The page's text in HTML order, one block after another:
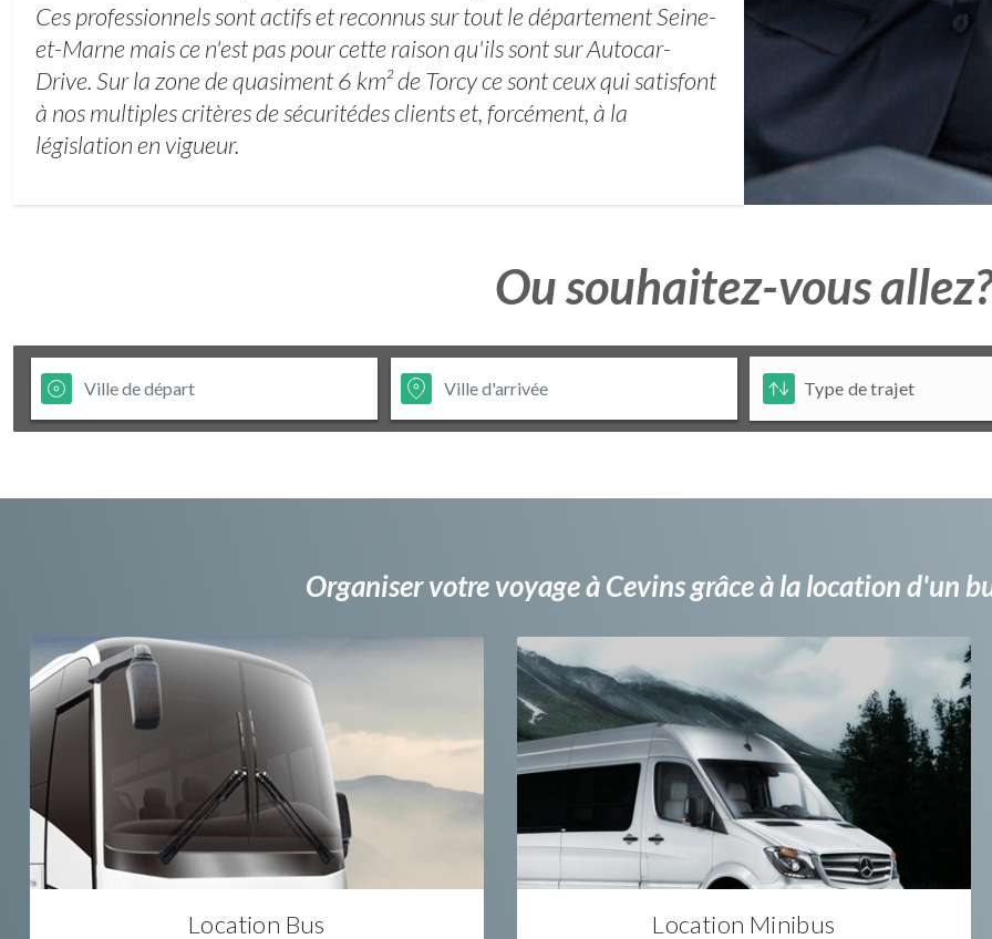
Ces professionnels sont actifs et reconnus sur tout le département Seine-
et-Marne mais ce n'est pas pour cette raison qu'ils sont sur Autocar-
Drive. Sur la zone de quasiment 6 km² de Torcy ce sont ceux qui satisfont
à nos multiples critères de sécuritédes clients et, forcément, à la
législation en vigueur.
Ou souhaitez-vous allez?
Organiser votre voyage à Cevins grâce à la location d'un
Location Bus Location Minibus